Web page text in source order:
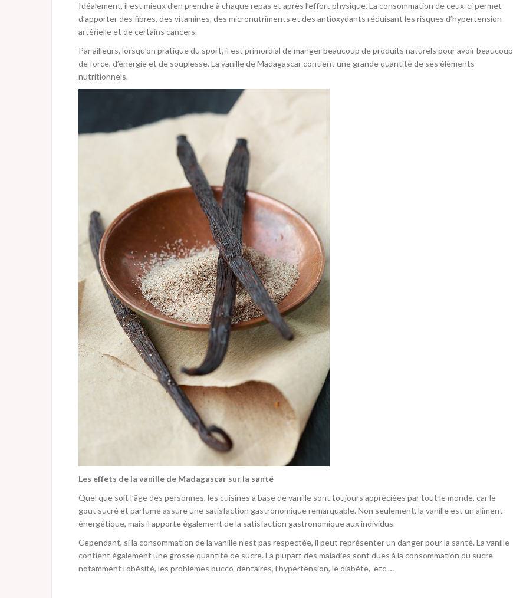
Idéalement, il est mieux d’en prendre à chaque repas et après l’effort physique. La consommation de ceux-ci permet
d’apporter des fibres, des vitamines, des micronutriments et des antioxydants réduisant les risques d’hypertension
artérielle et de certains cancers.
Par ailleurs, lorsqu’on pratique du sport,il est primordial de manger beaucoup de produits naturels pour avoir beaucoup
de force, d’énergie et de souplesse. La vanille de Madagascar contient une grande quantité de ses éléments
nutritionnels.
Les effets de la vanille de Madagascar sur la santé
Quel que soit l’âge des personnes, les cuisines à base de vanille sont toujours appréciées par tout le monde, car le
gout sucré et parfumé assure une satisfaction gastronomique remarquable. Non seulement, la vanille est un aliment
énergétique, mais il apporte également de la satisfaction gastronomique aux individus.
Cependant, si la consommation de la vanille n’est pas respectée, il peut représenter un danger pour la santé. La vanille
contient également une grosse quantité de sucre. La plupart des maladies sont dues à la consommation du sucre
notamment l’obésité, les problèmes bucco-dentaires, l’hypertension, le diabète, etc.…